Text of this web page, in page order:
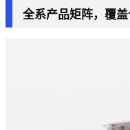
全系产品矩阵，覆